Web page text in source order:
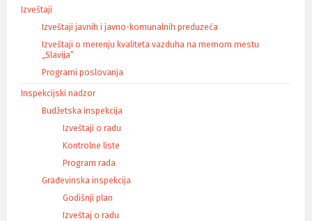
Izveštaji
Izveštaji javnih i javno-komunalnih preduzeća
Izveštaji o merenju kvaliteta vazduha na mernom mestu
„Slavija“
Programi poslovanja
Inspekcijski nadzor
Budžetska inspekcija
Izveštaji o radu
Kontrolne liste
Program rada
Građevinska inspekcija
Godišnji plan
Izveštaj o radu